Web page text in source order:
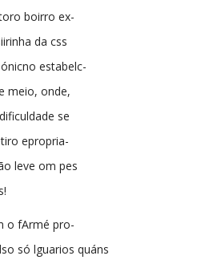
boirro ex-
da css
estabelc-
meio, onde,
se
epropria-
leve om pes
o fArmé pro-
só lguarios quáns